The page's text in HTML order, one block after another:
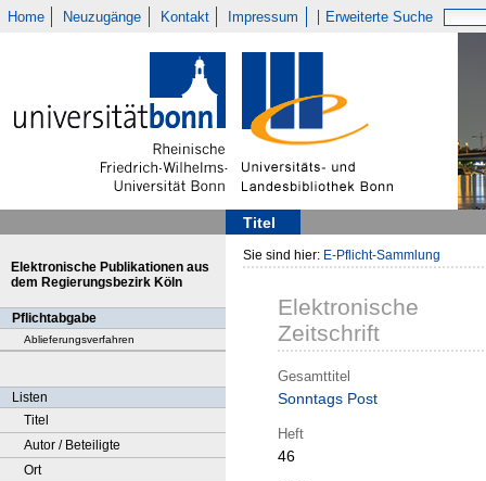
Home Neuzugänge Kontakt Impressum Erweiterte Suche
Titel
Elektronische Publikationen aus
dem Regierungsbezirk Köln
Pflichtabgabe
Ablieferungsverfahren
Listen
Titel
Autor / Beteiligte
Ort
Sie sind hier: E-Pflicht-Sammlung
Elektronische
Zeitschrift
Gesamttitel
Sonntags Post
Heft
46